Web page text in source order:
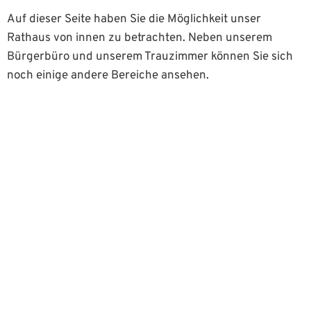
Auf dieser Seite haben Sie die Möglichkeit unser
Rathaus von innen zu betrachten. Neben unserem
Bürgerbüro und unserem Trauzimmer können Sie sich
noch einige andere Bereiche ansehen.